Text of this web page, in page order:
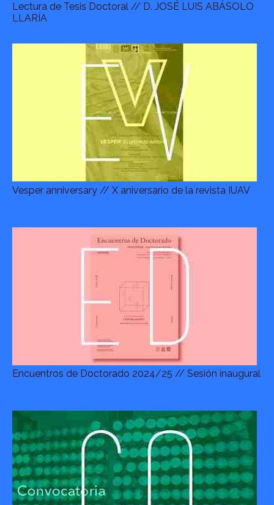
Lectura de Tesis Doctoral // D. JOSÉ LUIS ABÁSOLO
LLARÍA
Vesper anniversary // X aniversario de la revista IUAV
Encuentros de Doctorado 2024/25 // Sesión inaugural